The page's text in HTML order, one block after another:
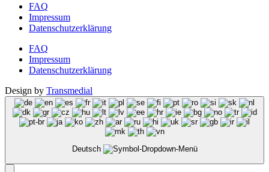
FAQ
Impressum
Datenschutzerklärung
FAQ
Impressum
Datenschutzerklärung
Design by Transmedial
Deutsch